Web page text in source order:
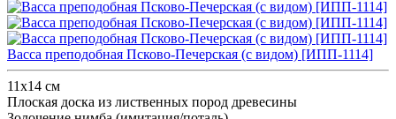
Васса преподобная Псково-Печерская (с видом) [ИПП-1114]
11х14 см
Плоская доска из лиственных пород древесины